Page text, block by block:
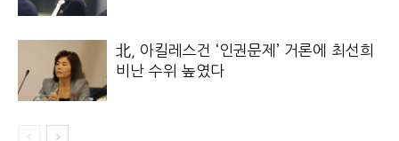
北, 아킬레스건 ‘인권문제’ 거론에 최선희
비난 수위 높였다